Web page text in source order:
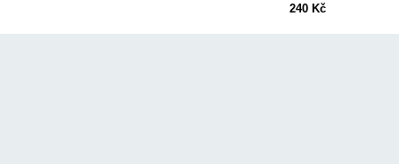
240 Kč